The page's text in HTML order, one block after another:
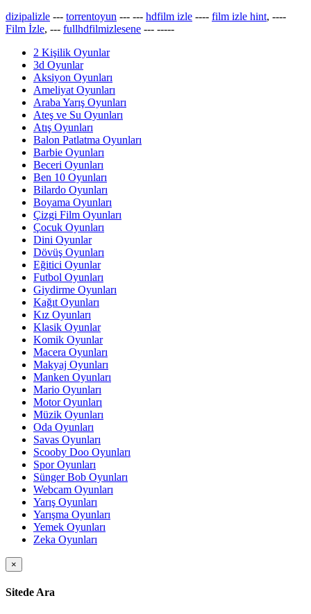
dizipalizle --- torrentoyun --- --- hdfilm izle ---- film izle hint, ----
Film İzle, --- fullhdfilmizlesene --- -----
2 Kişilik Oyunlar
3d Oyunlar
Aksiyon Oyunları
Ameliyat Oyunları
Araba Yarış Oyunları
Ateş ve Su Oyunları
Atış Oyunları
Balon Patlatma Oyunları
Barbie Oyunları
Beceri Oyunları
Ben 10 Oyunları
Bilardo Oyunları
Boyama Oyunları
Çizgi Film Oyunları
Çocuk Oyunları
Dini Oyunlar
Dövüş Oyunları
Eğitici Oyunlar
Futbol Oyunları
Giydirme Oyunları
Kağıt Oyunları
Kız Oyunları
Klasik Oyunlar
Komik Oyunlar
Macera Oyunları
Makyaj Oyunları
Manken Oyunları
Mario Oyunları
Motor Oyunları
Müzik Oyunları
Oda Oyunları
Savas Oyunları
Scooby Doo Oyunları
Spor Oyunları
Sünger Bob Oyunları
Webcam Oyunları
Yarış Oyunları
Yarışma Oyunları
Yemek Oyunları
Zeka Oyunları
×
Sitede Ara